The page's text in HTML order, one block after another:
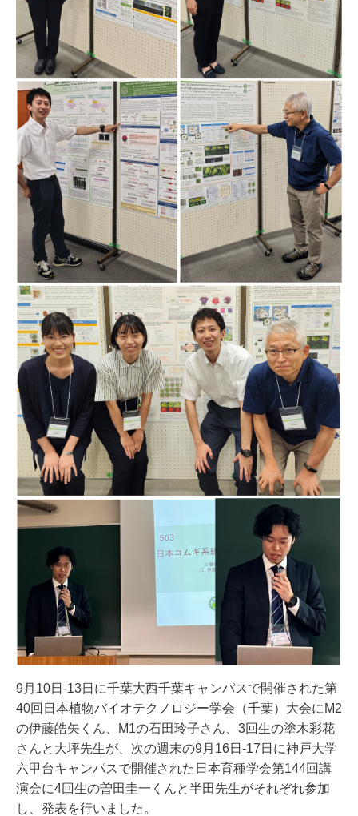
9月10日-13日に千葉大西千葉キャンパスで開催された第
40回日本植物バイオテクノロジー学会（千葉）大会に M2
の伊藤皓矢くん、M1の石田玲子さん、3回生の塗木彩花
さんと大坪先生が、次の週末の9月16日-17日に神戸大学
六甲台キャンパスで開催された 日本育種学会第144回講
演会に4回生の曽田圭一くんと半田先生がそれぞれ参加
し、発表を行いました。